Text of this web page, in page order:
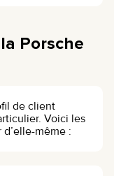
Porsche
de client
Voici les
même :